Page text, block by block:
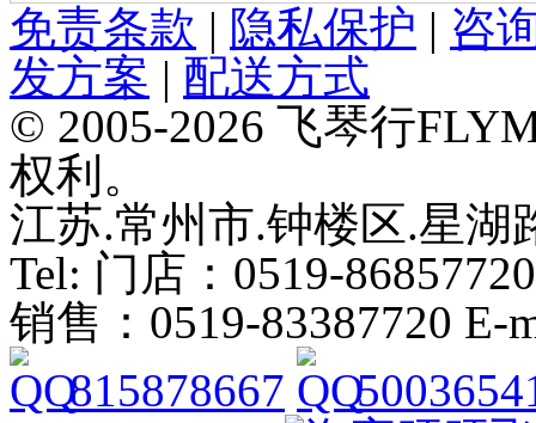
免责条款 | 隐私保护 | 咨
发方案 | 配送方式
© 2005-2026 飞琴行
权利。
江苏.常州市.钟楼区.星湖
Tel: 门店：0519-86857720
销售：0519-83387720 E-
815878667